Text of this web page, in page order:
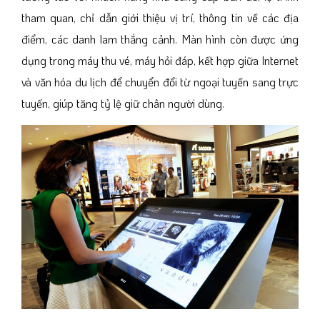
tham quan, chỉ dẫn giới thiệu vị trí, thông tin về các địa
điểm, các danh lam thắng cảnh. Màn hình còn được ứng
dụng trong máy thu vé, máy hỏi đáp, kết hợp giữa Internet
và văn hóa du lịch để chuyển đổi từ ngoại tuyến sang trực
tuyến, giúp tăng tỷ lệ giữ chân người dùng.